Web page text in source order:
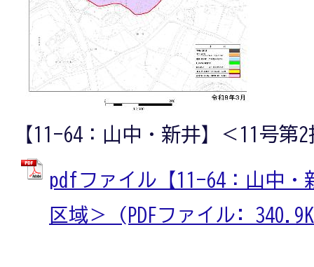
【11-64：山中・新井】＜11号第
pdfファイル【11-64：山中・
区域＞ (PDFファイル: